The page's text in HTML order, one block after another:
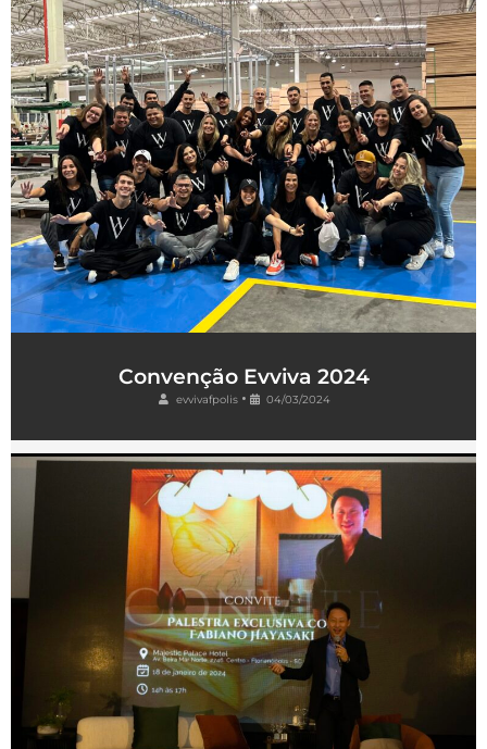
Convenção Evviva 2024
evvivafpolis • 04/03/2024